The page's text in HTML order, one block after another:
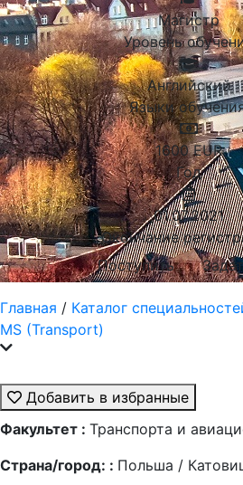
Магистр
Уровень
Английский
Языки
1600 EUR
Год
01.07.2021
Окончание
Поступить
Главная / Каталог
MS (Transport)
Добавить в избранные
Факультет : Транспорта и
Страна/город: : Польша /